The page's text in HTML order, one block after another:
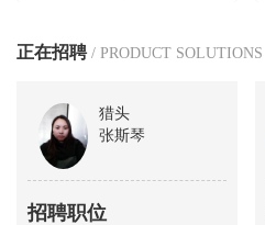
正在招聘/ PRODUCT SOLUTIONS
猎头
张斯琴
招聘职位